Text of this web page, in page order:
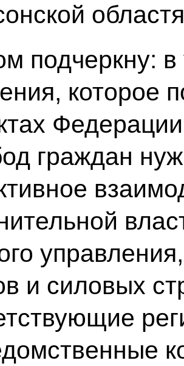
подчеркну: в
которое
граждан
и силовых